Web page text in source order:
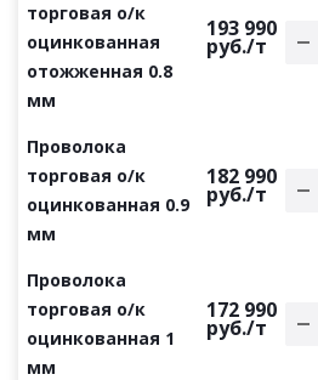
торговая о/к
оцинкованная
отожженная 0.8
мм
193 990
руб./т
Проволока
торговая о/к
оцинкованная 0.9
мм
182 990
руб./т
Проволока
торговая о/к
оцинкованная 1
мм
172 990
руб./т